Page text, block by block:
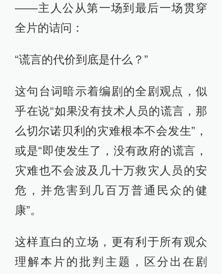
——主人公从第一场到最后一场贯穿
全片的诘问：
“谎言的代价到底是什么？”
这句台词暗示着编剧的全剧观点，似
乎在说“如果没有技术人员的谎言，那
么切尔诺贝利的灾难根本不会发生”，
或是“即使发生了，没有政府的谎言，
灾难也不会波及几十万救灾人员的安
危，并危害到几百万普通民众的健
康”。
这样直白的立场，更有利于所有观众
理解本片的批判主题，区分出在剧